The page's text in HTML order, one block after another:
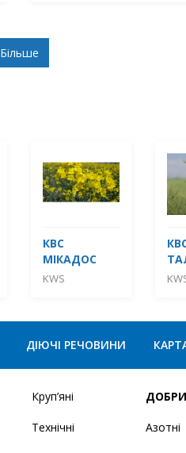
Більше
КВС
МІКАДОС
KWS
ДІЮЧІ РЕЧОВИНИ
Круп’яні
Технічні Азотні